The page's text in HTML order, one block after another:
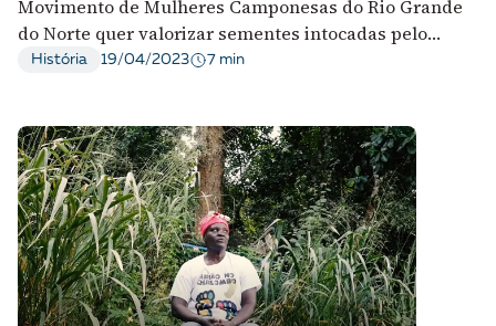
Movimento de Mulheres Camponesas do Rio Grande
do Norte quer valorizar sementes intocadas pelo
agronegócio
História 19/04/2023 7 min